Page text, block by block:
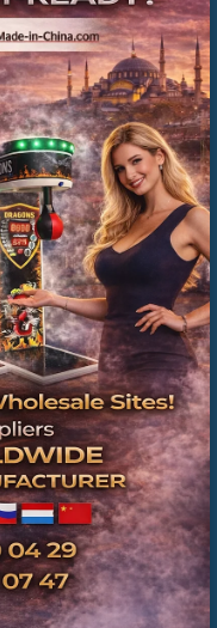
Tamiri |
Servisi